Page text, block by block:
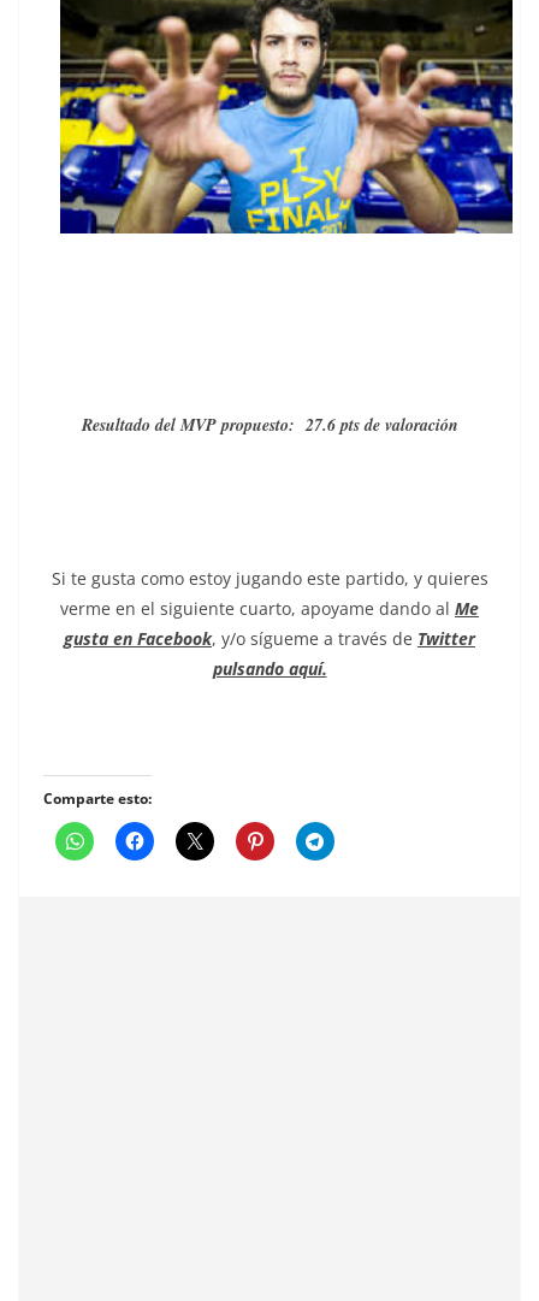
Resultado del MVP propuesto: 27.6 pts de valoración
Si te gusta como estoy jugando este partido, y quieres
verme en el siguiente cuarto, apoyame dando al Me
gusta en Facebook, y/o sígueme a través de Twitter
pulsando aquí.
Comparte esto: